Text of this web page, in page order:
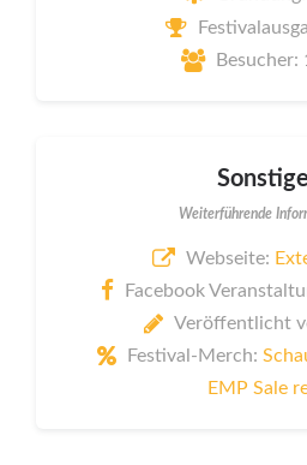
Besucher:
Weiterführende
Webseite:
Facebook
Veröffentlicht
Festival-Merch:
EMP Sale